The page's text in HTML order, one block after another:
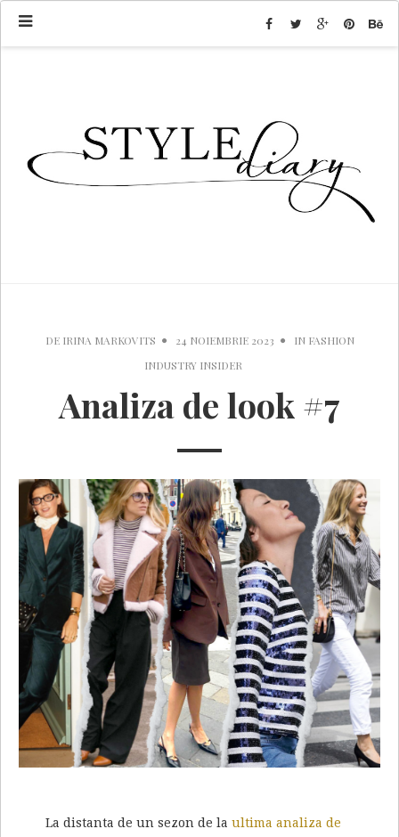
DE IRINA MARKOVITS 24 NOIEMBRIE 2023 IN FASHION
INDUSTRY INSIDER
Analiza de look #7
La distanta de un sezon de la ultima analiza de